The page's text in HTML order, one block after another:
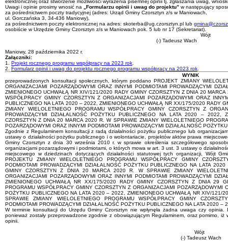
elektronicznej oraz stworzenie możliwości wyrażenia pisemnej opinii tj. zgłaszania uwag,
Uwagi i opinie prosimy wnosić na
„Formularzu opinii i uwag do projektu” w następujący
za pośrednictwem poczty tradycyjnej (adres: Urząd Gminy Czorsztyn z/s w Maniowach,
ul. Gorczańska 3, 34-436 Maniowy),
za pośrednictwem poczty elektronicznej na adres: skoterba@ug.czorsztyn.pl lub
osobiście w Urzędzie Gminy Czorsztyn z/s w Maniowach pok. 5 lub nr 17 (Sekretariat).
Wójt
(-) Tadeusz Wach
Maniowy, 28 października 2022 r.
Załączniki:
1. Projekt rocznego programu współpracy na 2023 rok
2. Formularz opinii i uwag do projektu rocznego programu współpracy na 2023 rok
WYNIK
przeprowadzonych konsultacji społecznych, którym poddano PROJEKT ZMIANY
ORGANIZACJAMI POZARZĄDOWYMI ORAZ INNYMI PODMIOTAMI PROWADZĄCYMI
ZMIENIONEGO UCHWAŁĄ NR XIV/121/2020 RADY GMINY CZORSZTYN Z DNIA 20
WSPÓŁPRACY GMINY CZORSZTYN Z ORGANIZACJAMI POZARZĄDOWYMI ORAZ
PUBLICZNEGO NA LATA 2020 – 2022, ZMIENIONEGO UCHWAŁĄ NR XX/175/2020 RADY
ZMIANY WIELOLETNIEGO PROGRAMU WSPÓŁPRACY GMINY CZORSZTYN Z
PROWADZĄCYMI DZIAŁALNOŚĆ POŻYTKU PUBLICZNEGO NA LATA 2020 – 2022,
CZORSZTYN Z DNIA 20 MARCA 2020 R. W SPRAWIE ZMIANY WIELOLETNIEGO
POZARZĄDOWYMI ORAZ INNYMI PODMIOTAMI PROWADZĄCYMI DZIAŁALNOŚĆ
Zgodnie z Regulaminem konsultacji z radą działalności pożytku publicznego lub
ustawy o działalności pożytku publicznego i o wolontariacie, projektów aktów prawa
Gminy Czorsztyn z dnia 30 września 2010 r. w sprawie określenia szczegółowego
organizacjami pozarządowymi i podmiotami, o których mowa w art. 3 ust. 3 ustawy o
miejscowego w dziedzinach dotyczących działalności statutowej tych organizacji, Wójt
PROJEKTU ZMIANY WIELOLETNIEGO PROGRAMU WSPÓŁPRACY GMINY
PODMIOTAMI PROWADZĄCYMI DZIAŁALNOŚĆ POŻYTKU PUBLICZNEGO NA LATA
GMINY CZORSZTYN Z DNIA 20 MARCA 2020 R. W SPRAWIE ZMIANY
ORGANIZACJAMI POZARZĄDOWYMI ORAZ INNYMI PODMIOTAMI PROWADZĄCYMI
ZMIENIONEGO UCHWAŁĄ NR XX/175/2020 RADY GMINY CZORSZTYN Z DNIA 29
PROGRAMU WSPÓŁPRACY GMINY CZORSZTYN Z ORGANIZACJAMI POZARZĄDOWYMI
POŻYTKU PUBLICZNEGO NA LATA 2020 – 2022, ZMIENIONEGO UCHWAŁĄ NR XIV/121/
SPRAWIE ZMIANY WIELOLETNIEGO PROGRAMU WSPÓŁPRACY GMINY
PODMIOTAMI PROWADZĄCYMI DZIAŁALNOŚĆ POŻYTKU PUBLICZNEGO NA LATA 2020 –
W terminie konsultacji do Urzędu Gminy Czorsztyn nie wpłynęła żadna uwaga czy
ponieważ zostały przeprowadzone zgodnie z obowiązującym Regulaminem, oraz pomimo,
opinii.
Wójt
(-) Tadeusz Wach